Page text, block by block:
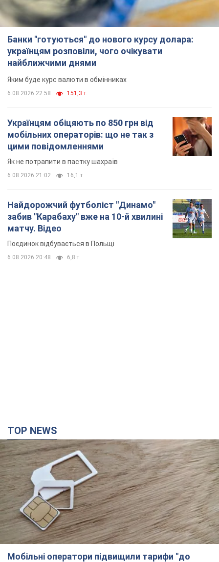
Банки "готуються" до нового курсу долара:
українцям розповіли, чого очікувати
найближчими днями
Яким буде курс валюти в обмінниках
6.08.2026 22:58 151,3 т.
Українцям обіцяють по 850 грн від
мобільних операторів: що не так з
цими повідомленнями
Як не потрапити в пастку шахраїв
6.08.2026 21:02 16,1 т.
Найдорожчий футболіст "Динамо"
забив "Карабаху" вже на 10-й хвилині
матчу. Відео
Поєдинок відбувається в Польщі
6.08.2026 20:48 6,8 т.
TOP NEWS
Мобільні оператори підвищили тарифи "до